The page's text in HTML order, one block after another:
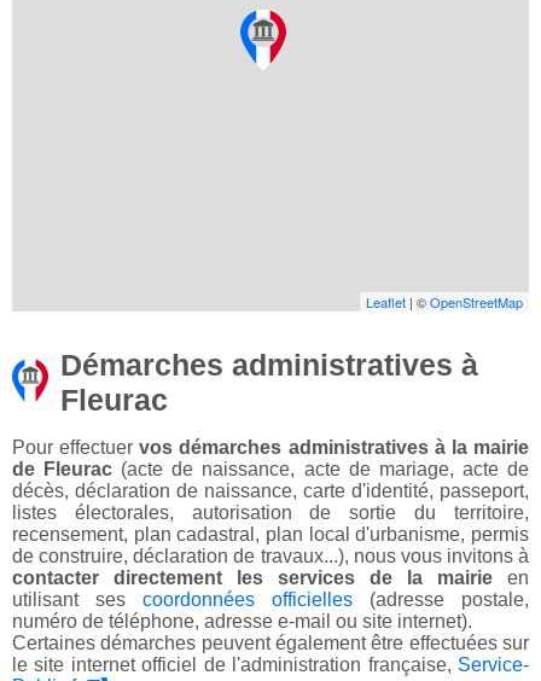
Leaflet | ©OpenStreetMap
Démarches administratives à
Fleurac
Pour effectuervos démarches administratives à la mairie
de Fleurac (acte de naissance, acte de mariage, acte de
décès, déclaration de naissance, carte d'identité, passeport,
listes électorales, autorisation de sortie du territoire,
recensement, plan cadastral, plan local d'urbanisme, permis
de construire, déclaration de travaux...), nous vous invitons à
contacter directement les services de la mairie en
utilisant ses coordonnées officielles (adresse postale,
numéro de téléphone, adresse e-mail ou site internet).
Certaines démarches peuvent également être effectuées sur
le site internet officiel de l'administration française, Service-